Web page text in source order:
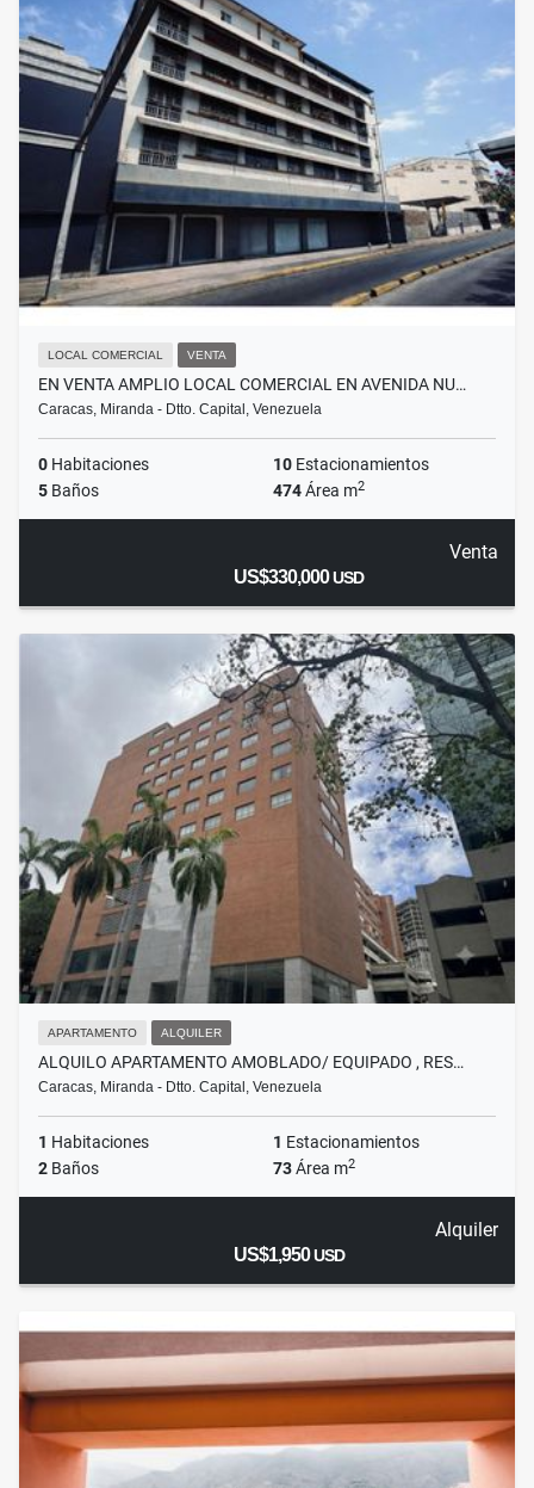
LOCAL COMERCIAL VENTA
EN VENTA AMPLIO LOCAL COMERCIAL EN AVENIDA NU…
Caracas, Miranda - Dtto. Capital, Venezuela
0 Habitaciones 10 Estacionamientos
5 Baños 474Área m2
Venta
US$330,000USD
APARTAMENTO ALQUILER
ALQUILO APARTAMENTO AMOBLADO/ EQUIPADO , RES…
Caracas, Miranda - Dtto. Capital, Venezuela
1 Habitaciones 1 Estacionamientos
2 Baños 73Área m2
Alquiler
US$1,950USD